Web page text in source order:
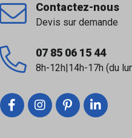
Contactez-nous
Devis sur demande
07 85 06 15 44
8h-12h|14h-17h (du